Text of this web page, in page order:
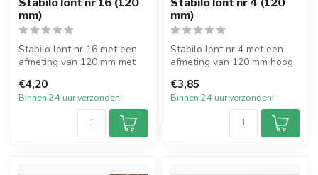
mm)
Stabilo lont nr 16 met een
afmeting van 120 mm met
verpakt p...
€4,20
Binnen 24 uur verzonden!
mm)
Stabilo lont nr 4 met een
afmeting van 120 mm hoog
verpa...
€3,85
Binnen 24 uur verzonden!